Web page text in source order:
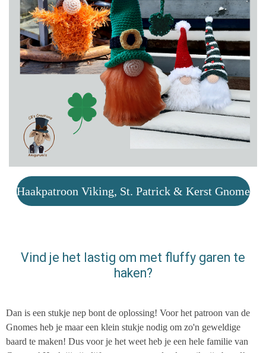
Haakpatroon Viking, St. Patrick & Kerst Gnome
Vind je het lastig om met fluffy garen te
haken?
Dan is een stukje nep bont de oplossing! Voor het patroon van de
Gnomes heb je maar een klein stukje nodig om zo'n geweldige
baard te maken! Dus voor je het weet heb je een hele familie van